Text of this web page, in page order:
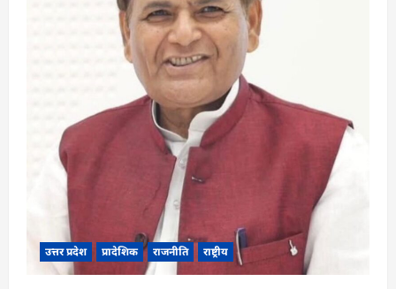
उत्तर प्रदेश प्रादेशिक राजनीति राष्ट्रीय